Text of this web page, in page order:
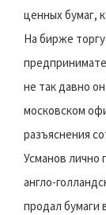
ценных бумаг,
На бирже
не так давно
московском
разъяснения
Усманов лично
англо-
продал бумаги